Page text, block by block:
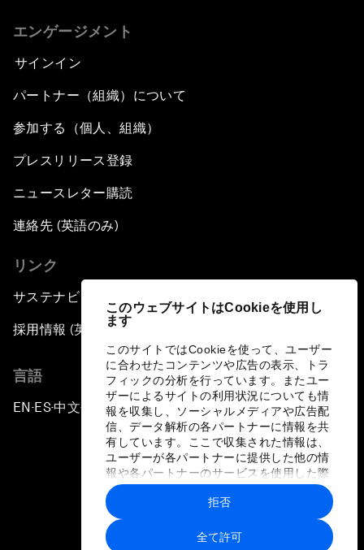
このウェブサイトはCookieを使用し
ます
このサイトではCookieを使って、ユーザー
に合わせたコンテンツや広告の表示、トラ
フィックの分析を行っています。またユー
ザーによるサイトの利用状況についても情
報を収集し、ソーシャルメディアや広告配
信、データ解析の各パートナーに情報を共
有しています。ここで収集された情報は、
ユーザーが各パートナーに提供した他の情
報や各パートナーのサービスを使用した際
に収集された情報と組み合わされ、各パー
トナーによって使用されることがありま
す。
全て許可
拒否
エンゲージメント
サインイン
パートナー（組織）について
参加する（個人、組織）
プレスリリース登録
ニュースレター購読
連絡先 (英語のみ)
リンク
サステナビリティへの取り組み
採用情報 (英語のみ)
言語
EN ▪ES▪中文▪ 日本語
プライバシーポリシーと利用規約
サイトマップ